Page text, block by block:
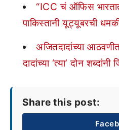
“ICC चं ऑफिस
पाकिस्तानी यूट्यूबरची
अजितदादांच्या
दादांच्या ‘त्या’ दोन
Share this post: